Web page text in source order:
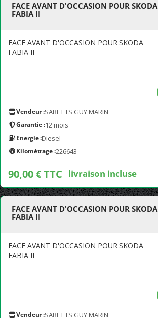
FACE AVANT D'OCCASION POUR SKODA
FABIA II
FACE AVANT D'OCCASION POUR SKODA
FABIA II
Vendeur :SARL ETS GUY MARIN
Garantie :12 mois
Energie :Diesel
Kilométrage :226643
90,00 € TTC livraison incluse
FACE AVANT D'OCCASION POUR SKODA
FABIA II
FACE AVANT D'OCCASION POUR SKODA
FABIA II
Vendeur :SARL ETS GUY MARIN